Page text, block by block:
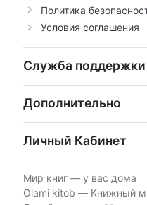
Политика
Условия соглашения
Служба поддержки
Дополнительно
Личный Кабинет
Мир книг — у вас дома
Olami kitob — Книжный